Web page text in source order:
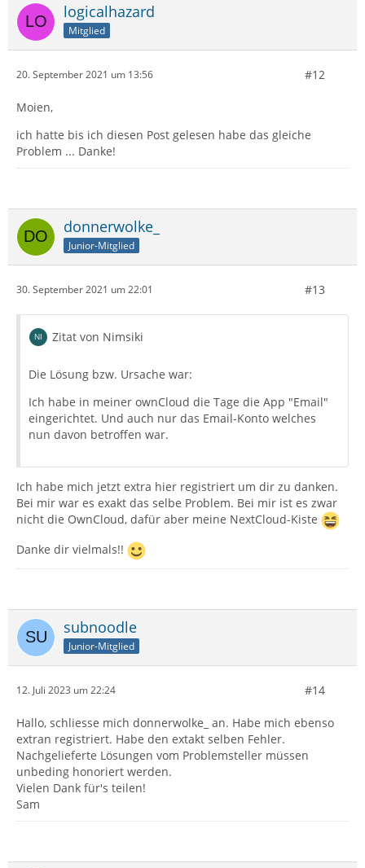
logicalhazard
Mitglied
20. September 2021 um 13:56 #12
Moien,
ich hatte bis ich diesen Post gelesen habe das gleiche
Problem ... Danke!
donnerwolke_
Junior-Mitglied
30. September 2021 um 22:01 #13
Zitat von Nimsiki
Die Lösung bzw. Ursache war:
Ich habe in meiner ownCloud die Tage die App "Email"
eingerichtet. Und auch nur das Email-Konto welches
nun davon betroffen war.
Ich habe mich jetzt extra hier registriert um dir zu danken.
Bei mir war es exakt das selbe Problem. Bei mir ist es zwar
nicht die OwnCloud, dafür aber meine NextCloud-Kiste
Danke dir vielmals!!
subnoodle
Junior-Mitglied
12. Juli 2023 um 22:24 #14
Hallo, schliesse mich donnerwolke_ an. Habe mich ebenso
extran registriert. Habe den extakt selben Fehler.
Nachgelieferte Lösungen vom Problemsteller müssen
unbeding honoriert werden.
Vielen Dank für's teilen!
Sam